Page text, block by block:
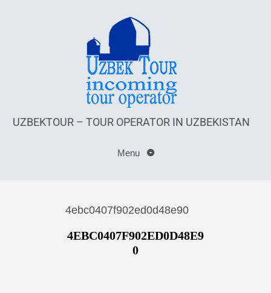
UZBEKTOUR – TOUR OPERATOR IN UZBEKISTAN
Menu
4ebc0407f902ed0d48e90
4EBC0407F902ED0D48E9
0